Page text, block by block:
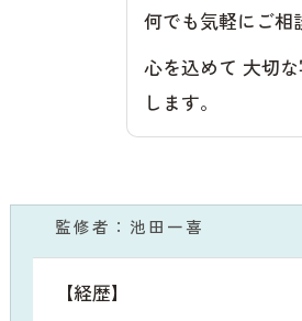
何でも気軽にご相
心を込めて 大切
します。
監修者：池田一喜
【経歴】